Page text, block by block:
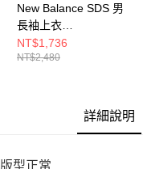
New Balance SDS 男
長袖上衣
MT61B0W9ABJ-F
NT$1,736
NT$2,480
詳細說明
版型正常